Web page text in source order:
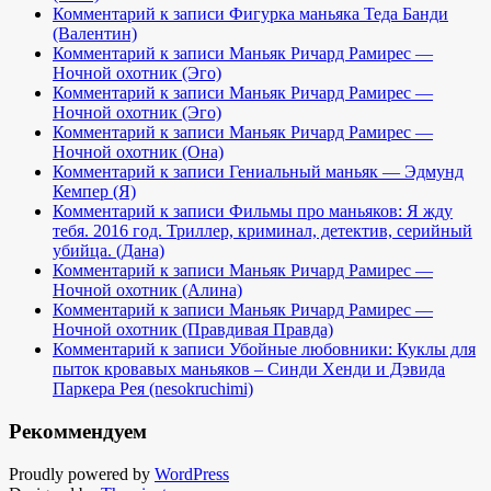
Комментарий к записи Фигурка маньяка Теда Банди
(Валентин)
Комментарий к записи Маньяк Ричард Рамирес —
Ночной охотник (Эго)
Комментарий к записи Маньяк Ричард Рамирес —
Ночной охотник (Эго)
Комментарий к записи Маньяк Ричард Рамирес —
Ночной охотник (Она)
Комментарий к записи Гениальный маньяк — Эдмунд
Кемпер (Я)
Комментарий к записи Фильмы про маньяков: Я жду
тебя. 2016 год. Триллер, криминал, детектив, серийный
убийца. (Дана)
Комментарий к записи Маньяк Ричард Рамирес —
Ночной охотник (Алина)
Комментарий к записи Маньяк Ричард Рамирес —
Ночной охотник (Правдивая Правда)
Комментарий к записи Убойные любовники: Куклы для
пыток кровавых маньяков – Синди Хенди и Дэвида
Паркера Рея (nesokruchimi)
Рекоммендуем
Proudly powered by WordPress